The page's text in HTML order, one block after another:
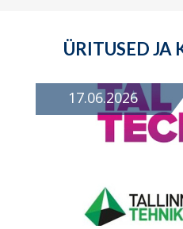
ÜRITUSED JA
17.06.2026